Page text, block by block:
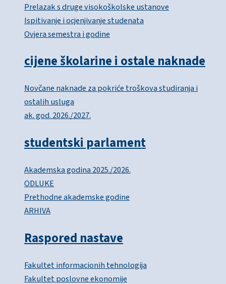
Prelazak s druge visokoškolske ustanove
Ispitivanje i ocjenjivanje studenata
Ovjera semestra i godine
cijene školarine i ostale naknade
Novčane naknade za pokriće troškova studiranja i
ostalih usluga
ak. god. 2026./2027.
studentski parlament
Akademska godina 2025./2026.
ODLUKE
Prethodne akademske godine
ARHIVA
Raspored nastave
Fakultet informacionih tehnologija
Fakultet poslovne ekonomije